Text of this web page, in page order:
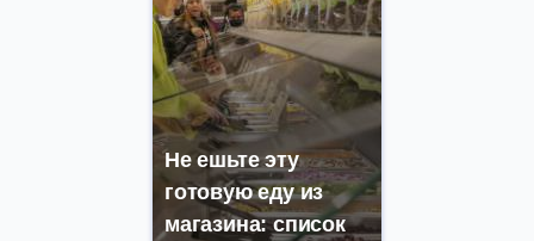
Не ешьте эту
готовую еду из
магазина: список